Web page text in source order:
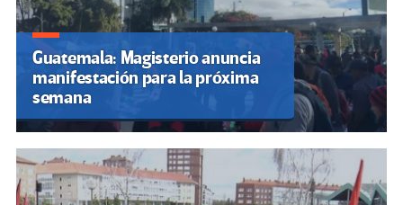
Guatemala: Magisterio anuncia
manifestación para la próxima
semana